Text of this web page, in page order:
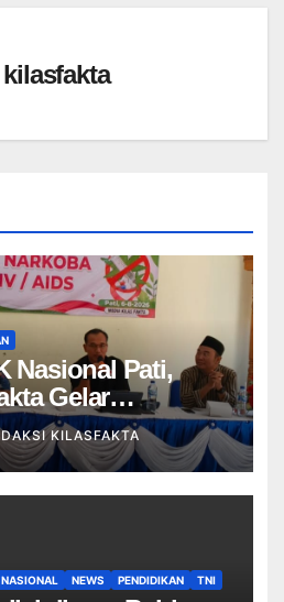
kilasfakta
Nasional Pati,
Gelar
Narkoba dan
Pelajar dan
KILASFAKTA
NASIONAL NEWS PENDIDIKAN TNI